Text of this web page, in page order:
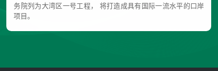
务院列为大湾区一号工程， 将打造成具有国际一流水平的口岸
项目。